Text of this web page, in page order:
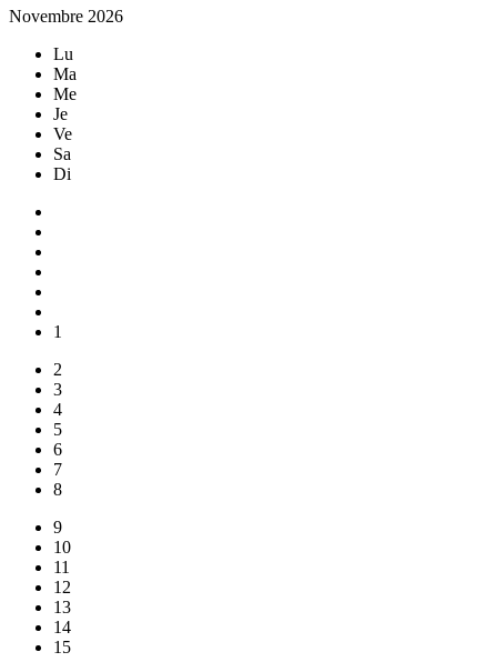
Novembre 2026
Lu
Ma
Me
Je
Ve
Sa
Di
1
2
3
4
5
6
7
8
9
10
11
12
13
14
15